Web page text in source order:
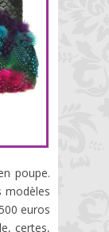
poupe.
modèles
euros
certes,